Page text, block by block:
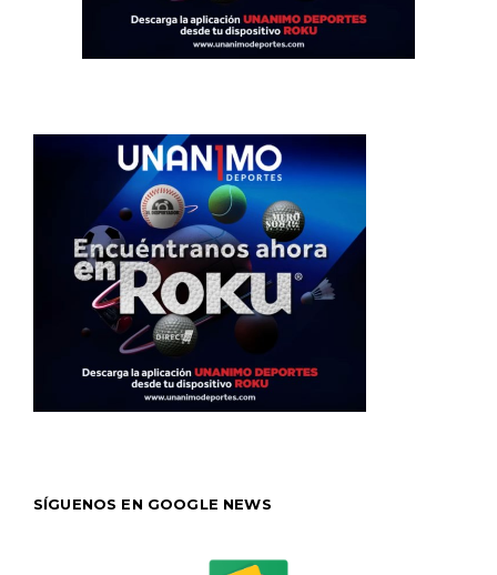
SÍGUENOS EN GOOGLE NEWS